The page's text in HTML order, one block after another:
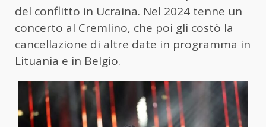
del conflitto in Ucraina. Nel 2024 tenne un
concerto al Cremlino, che poi gli costò la
cancellazione di altre date in programma in
Lituania e in Belgio.